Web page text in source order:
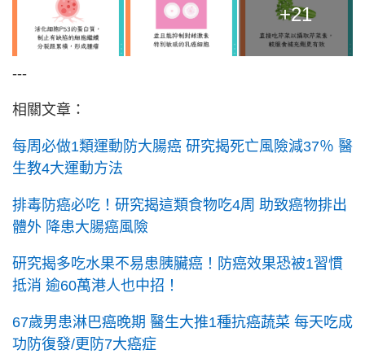
+21
---
相關文章：
每周必做1類運動防大腸癌 研究揭死亡風險減37％ 醫
生教4大運動方法
排毒防癌必吃！研究揭這類食物吃4周 助致癌物排出
體外 降患大腸癌風險
研究揭多吃水果不易患胰臟癌！防癌效果恐被1習慣
抵消 逾60萬港人也中招！
67歲男患淋巴癌晚期 醫生大推1種抗癌蔬菜 每天吃成
功防復發/更防7大癌症